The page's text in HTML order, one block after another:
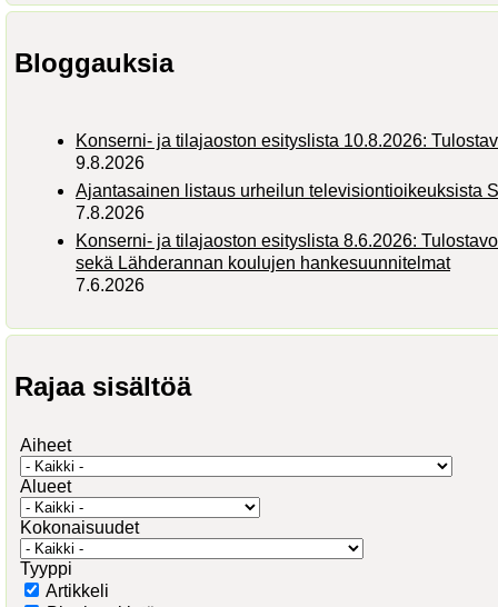
Bloggauksia
Konserni- ja tilajaoston esityslista 10.8.2026:
9.8.2026
Ajantasainen listaus urheilun televisiontioikeuksista
7.8.2026
Konserni- ja tilajaoston esityslista 8.6.2026:
sekä Lähderannan koulujen hankesuunnitelmat
7.6.2026
Rajaa sisältöä
Aiheet
Alueet
Kokonaisuudet
Tyyppi
Artikkeli